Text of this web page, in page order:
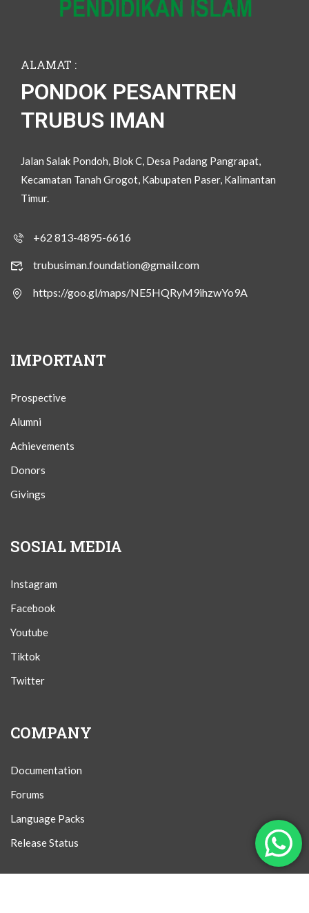
ALAMAT :
PONDOK PESANTREN
TRUBUS IMAN
Jalan Salak Pondoh, Blok C, Desa Padang Pangrapat,
Kecamatan Tanah Grogot, Kabupaten Paser, Kalimantan
Timur.
+62 813-4895-6616
trubusiman.foundation@gmail.com
https://goo.gl/maps/NE5HQRyM9ihzwYo9A
IMPORTANT
Prospective
Alumni
Achievements
Donors
Givings
SOSIAL MEDIA
Instagram
Facebook
Youtube
Tiktok
Twitter
COMPANY
Documentation
Forums
Language Packs
Release Status